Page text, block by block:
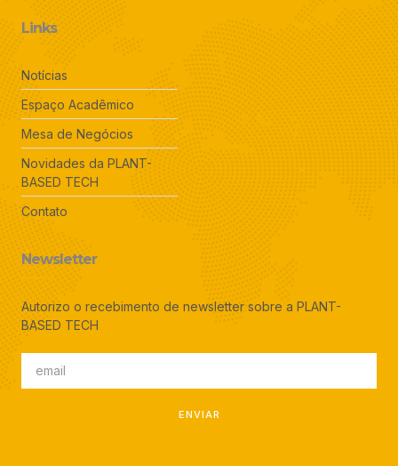
Links
Notícias
Espaço Acadêmico
Mesa de Negócios
Novidades da PLANT-
BASED TECH
Contato
Newsletter
Autorizo o recebimento de newsletter sobre a PLANT-
BASED TECH
ENVIAR